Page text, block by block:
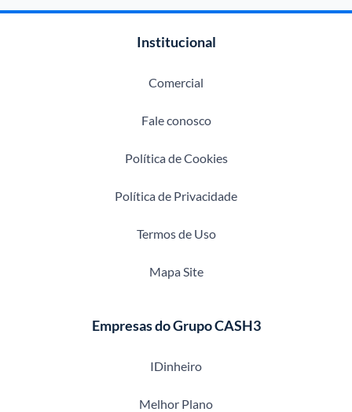
Institucional
Comercial
Fale conosco
Política de Cookies
Política de Privacidade
Termos de Uso
Mapa Site
Empresas do Grupo CASH3
IDinheiro
Melhor Plano